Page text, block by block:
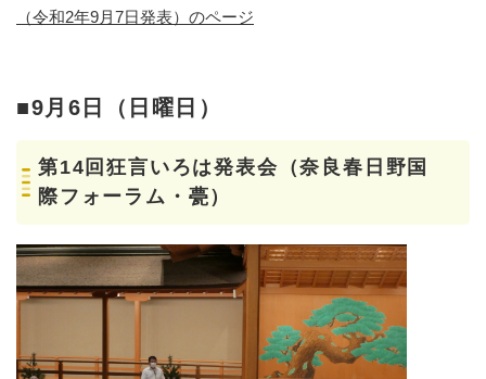
（令和2年9月7日発表）のページ
■9月6日（日曜日）
第14回狂言いろは発表会（奈良春日野国
際フォーラム・甍）